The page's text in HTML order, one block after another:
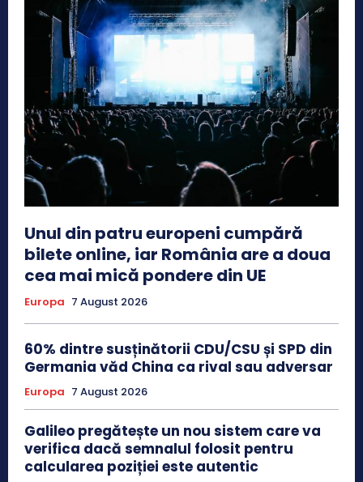
Unul din patru europeni cumpără
bilete online, iar România are a doua
cea mai mică pondere din UE
Europa 7 August 2026
60% dintre susținătorii CDU/CSU și SPD din
Germania văd China ca rival sau adversar
Europa 7 August 2026
Galileo pregătește un nou sistem care va
verifica dacă semnalul folosit pentru
calcularea poziției este autentic